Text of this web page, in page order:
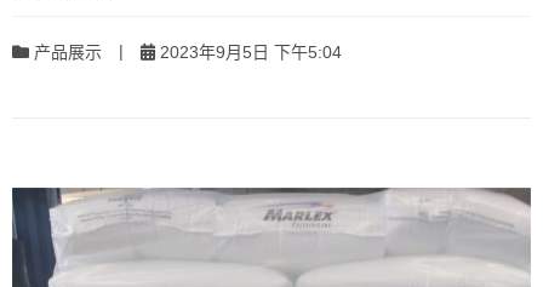
产品展示 | 2023年9月5日 下午5:04